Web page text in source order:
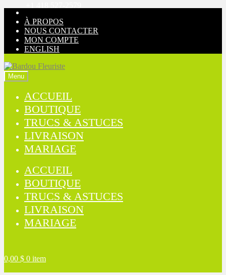
Aller
navigation
Aller
contenu
À PROPOS
NOUS CONTACTER
MON COMPTE
ENGLISH
Menu
ACCUEIL
BOUTIQUE
TRUCS & ASTUCES
LIVRAISON
MARIAGE
ACCUEIL
BOUTIQUE
TRUCS & ASTUCES
LIVRAISON
MARIAGE
0,00 $ 0 item